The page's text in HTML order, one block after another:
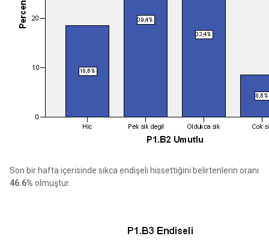
Son bir hafta içerisinde sıkca endişeli hissettiğini belirtenlerin oranı
46.6% olmuştur.